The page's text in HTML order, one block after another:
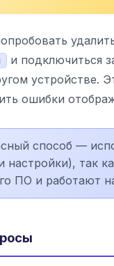
и подключиться
устройстве.
ошибки
способ —
настройки), так
ПО и работают